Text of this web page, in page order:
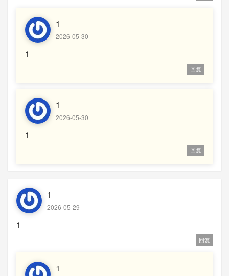
1
2026-05-30
1
回复
1
2026-05-30
1
回复
1
2026-05-29
1
回复
1